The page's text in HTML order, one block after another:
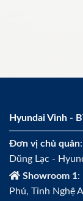
Hyundai Vinh -
Đơn vị chủ quản
Dũng Lạc -
Showroom 1:
Phú, Tỉnh Nghệ